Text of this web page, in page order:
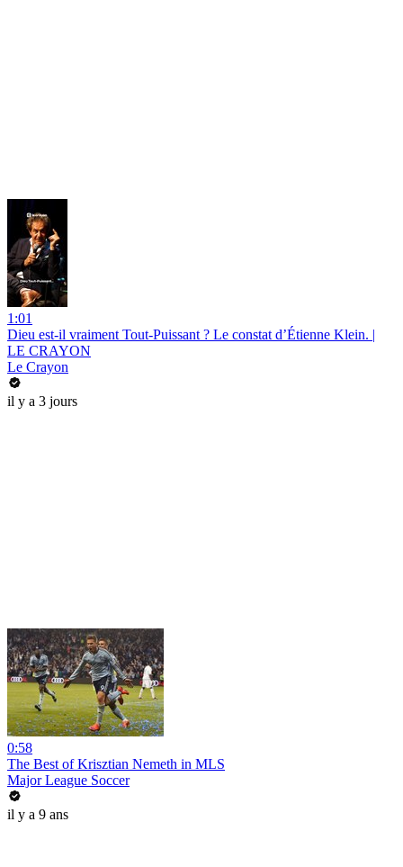
1:01
Dieu est-il vraiment Tout-Puissant ? Le constat d’Étienne Klein. |
LE CRAYON
Le Crayon
il y a 3 jours
0:58
The Best of Krisztian Nemeth in MLS
Major League Soccer
il y a 9 ans